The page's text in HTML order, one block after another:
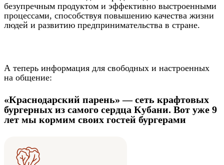
безупречным продуктом и эффективно выстроенными
процессами, способствуя повышению качества жизни
людей и развитию предпринимательства в стране.
А теперь информация для свободных и настроенных
на общение:
«Краснодарский парень» — сеть крафтовых
бургерных из самого сердца Кубани. Вот уже 9
лет мы кормим своих гостей бургерами